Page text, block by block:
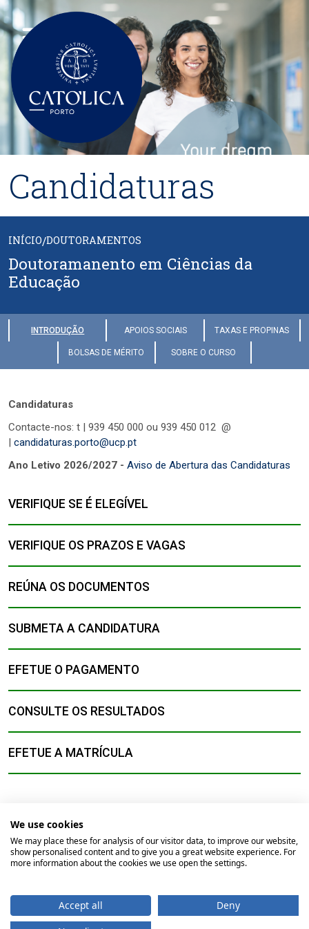
Passar para o conteúdo principal
Candidaturas
INÍCIO/DOUTORAMENTOS
Doutoramanento em Ciências da
Educação
INTRODUÇÃO APOIOS SOCIAIS TAXAS E PROPINAS
BOLSAS DE MÉRITO SOBRE O CURSO
Candidaturas
Contacte-nos: t | 939 450 000 ou 939 450 012 @
| candidaturas.porto@ucp.pt
Ano Letivo 2026/2027 - Aviso de Abertura das Candidaturas
VERIFIQUE SE É ELEGÍVEL
VERIFIQUE OS PRAZOS E VAGAS
REÚNA OS DOCUMENTOS
SUBMETA A CANDIDATURA
EFETUE O PAGAMENTO
CONSULTE OS RESULTADOS
EFETUE A MATRÍCULA
© 2026Universidade Católica Portuguesa
Contactos Comunicação Direitos do Titular
We use cookies
We may place these for analysis of our visitor data, to improve our website,
show personalised content and to give you a great website experience. For
more information about the cookies we use open the settings.
Accept all
Deny